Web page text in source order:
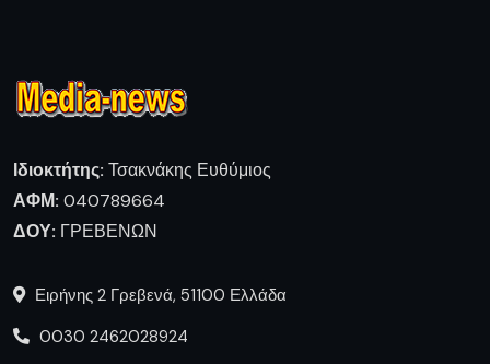
Ιδιοκτήτης: Τσακνάκης Ευθύμιος
ΑΦΜ: 040789664
ΔΟΥ: ΓΡΕΒΕΝΩΝ
Ειρήνης 2 Γρεβενά, 51100 Ελλάδα
0030 2462028924